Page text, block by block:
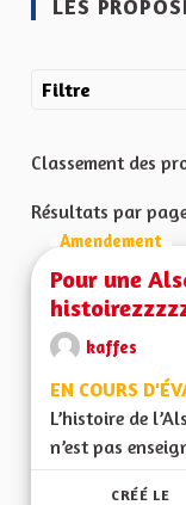
LES
Filtre
Classement des
Résultats par
Amendement
Pour une
kaffes
EN COURS
L’histoire de
n’est pas
CRÉÉ LE